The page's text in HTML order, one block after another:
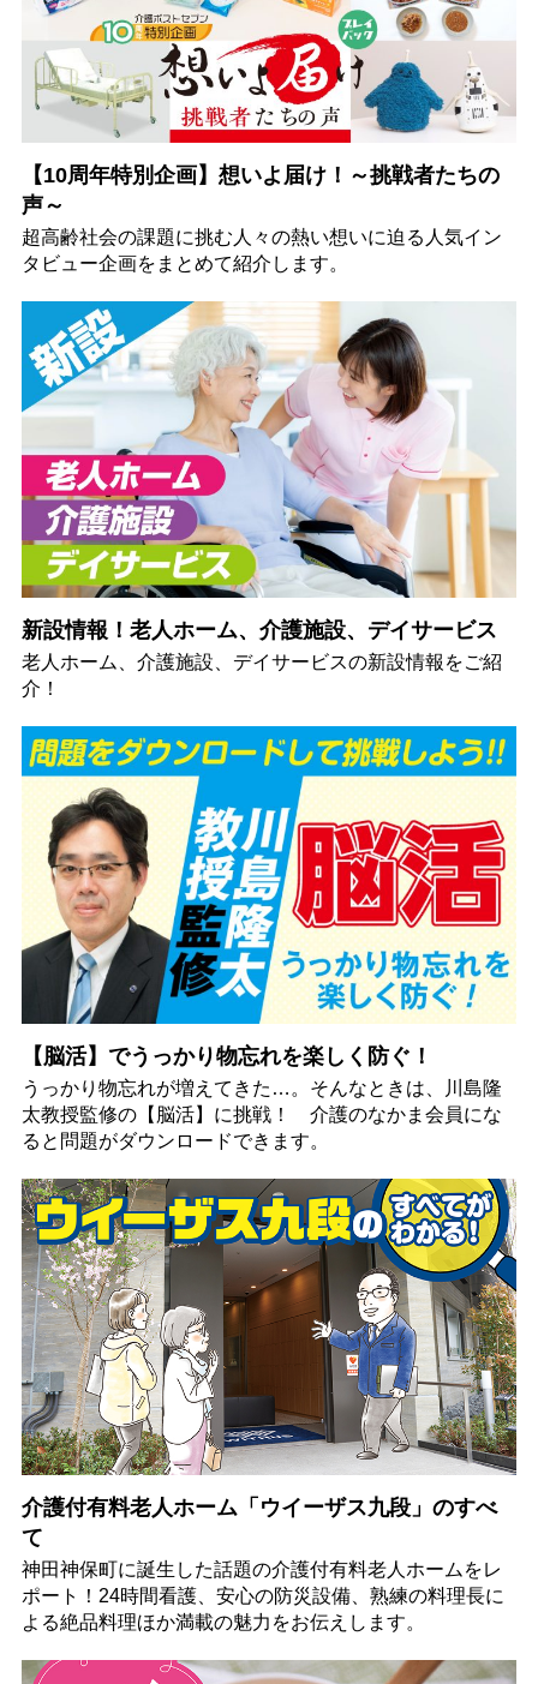
【10周年特別企画】想いよ届け！～挑戦者たちの
声～
超高齢社会の課題に挑む人々の熱い想いに迫る人気イン
タビュー企画をまとめて紹介します。
新設情報！老人ホーム、介護施設、デイサービス
老人ホーム、介護施設、デイサービスの新設情報をご紹
介！
【脳活】でうっかり物忘れを楽しく防ぐ！
うっかり物忘れが増えてきた…。そんなときは、川島隆
太教授監修の【脳活】に挑戦！ 介護のなかま会員にな
ると問題がダウンロードできます。
介護付有料老人ホーム「ウイーザス九段」のすべ
て
神田神保町に誕生した話題の介護付有料老人ホームをレ
ポート！24時間看護、安心の防災設備、熟練の料理長に
よる絶品料理ほか満載の魅力をお伝えします。